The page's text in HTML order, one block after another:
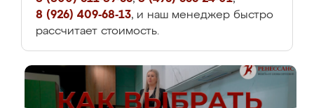
8 (926) 409-68-13, и наш менеджер быстро
рассчитает стоимость.